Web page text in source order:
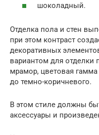
шоколадный.
Отделка пола и стен
при этом контраст
декоративных
вариантом для отделки
мрамор, цветовая гамма
до темно-коричневого.
В этом стиле должны
аксессуары и